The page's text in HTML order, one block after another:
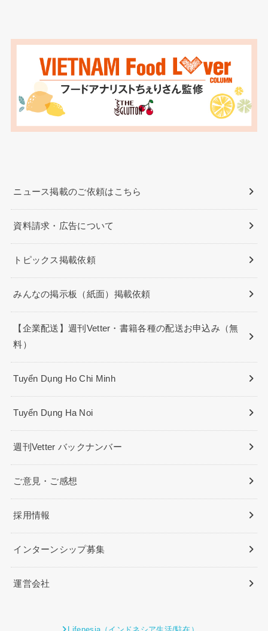
ニュース掲載のご依頼はこちら
資料請求・広告について
トピックス掲載依頼
みんなの掲示板（紙面）掲載依頼
【企業配送】週刊Vetter・書籍各種の配送お申込み（無
料）
Tuyển Dụng Ho Chi Minh
Tuyển Dụng Ha Noi
週刊Vetter バックナンバー
ご意見・ご感想
採用情報
インターンシップ募集
運営会社